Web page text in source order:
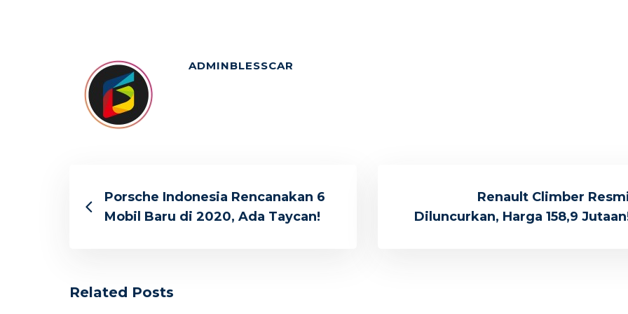
ADMINBLESSCAR
Porsche Indonesia Rencanakan 6
Mobil Baru di 2020, Ada Taycan!
Renault Climber
Diluncurkan, Harga 158,9
Related Posts